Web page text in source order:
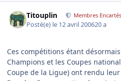
Titouplin Membres Encartés
Posté(e) le 12 avril 200620 a
Ces compétitions étant
Champions et les Coupes
Coupe de la Ligue) ont rendu